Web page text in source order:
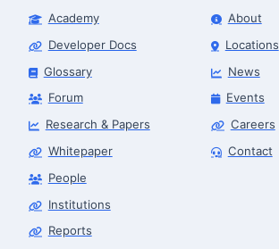
Academy
Developer Docs
Glossary
Forum
Research & Papers
Whitepaper
People
Institutions
Reports
About
Locations
News
Events
Careers
Contact
Robotics Advisor